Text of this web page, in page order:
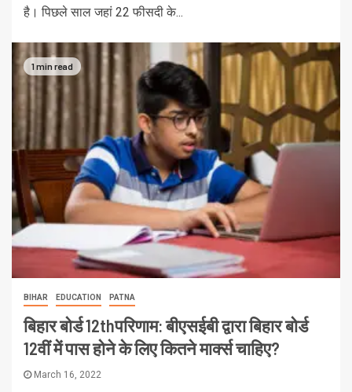
है। पिछले साल जहां 22 फीसदी के...
1 min read
BIHAR EDUCATION PATNA
बिहार बोर्ड 12thपरिणाम: बीएसईबी द्वारा बिहार बोर्ड
12वीं में पास होने के लिए कितने मार्क्स चाहिए?
March 16, 2022